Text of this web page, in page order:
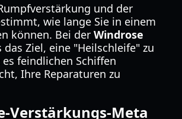
und der
wie lange Sie in einem
können. Bei der Windrose
das Ziel, eine "Heilschleife" zu
feindlichen Schiffen
Ihre Reparaturen zu
Verstärkungs-Meta